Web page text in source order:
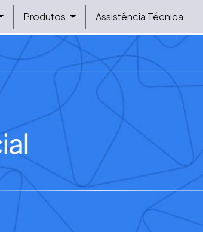
Produtos Assistência Técnica